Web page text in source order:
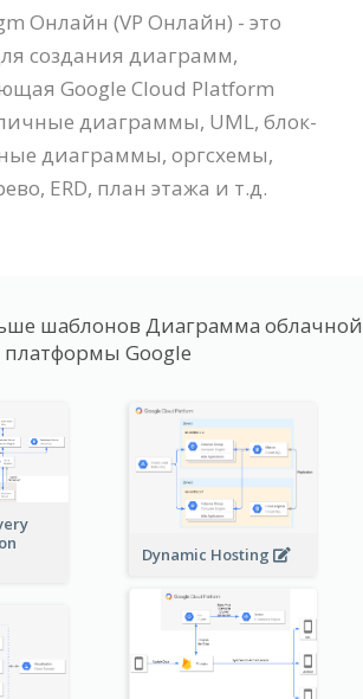
Онлайн (VP Онлайн) - это
создания диаграмм,
Google Cloud Platform
диаграммы, UML, блок-
диаграммы, оргсхемы,
ERD, план этажа и т.д.
шаблонов Диаграмма облачной
платформы Google
Dynamic Hosting